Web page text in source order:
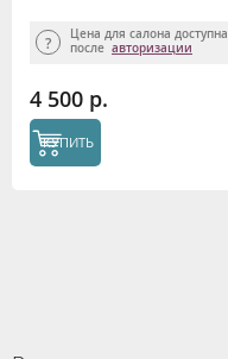
Цена для салона доступна
после авторизации
4 500 р.
КУПИТЬ